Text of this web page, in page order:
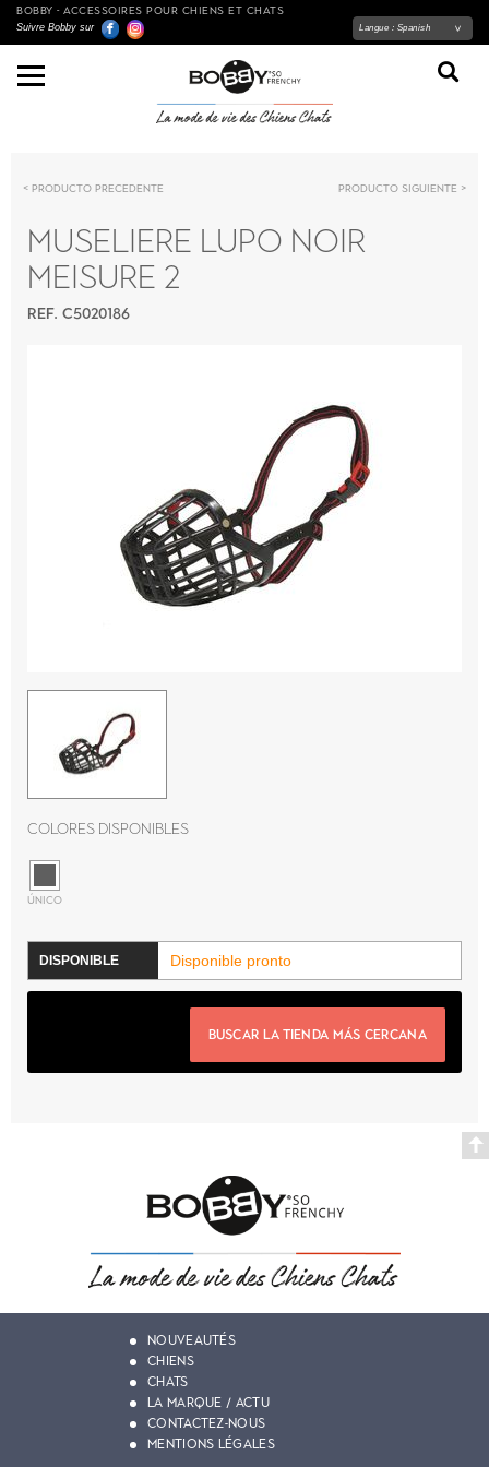
BOBBY - ACCESSOIRES POUR CHIENS ET CHATS
Suivre Bobby sur Langue : Spanish
Producto precedente Producto siguiente
MUSELIERE LUPO NOIR
MEISURE 2
REF. C5020186
Colores disponibles
ÚNICO
Disponible pronto
BUSCAR LA TIENDA MÁS CERCANA
NOUVEAUTÉS
CHIENS
CHATS
LA MARQUE / ACTU
CONTACTEZ-NOUS
MENTIONS LÉGALES